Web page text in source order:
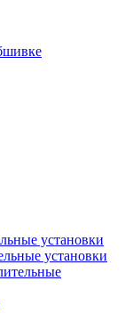
установки
установки